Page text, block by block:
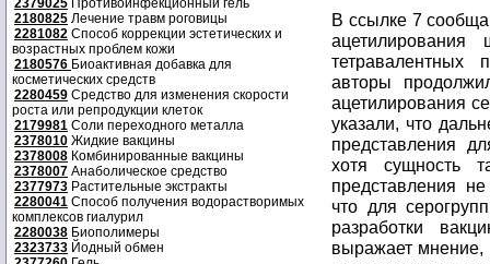
2379025 Противоинфекционный гель
2180825 Лечение травм роговицы
2281082 Способ коррекции эстетических и
возрастных проблем кожи
2180576 Биоактивная добавка для
косметических средств
2280459 Средство для изменения скорости
роста или репродукции клеток
2179981 Соли переходного металла
2378010 Жидкие вакцины
2378008 Комбинированные вакцины
2378007 Анаболическое средство
2377973 Растительные экстракты
2280041 Способ получения водорастворимых
комплексов гиалурил
2280038 Биополимеры
2323733 Йодный обмен
В ссылке 7
авторы
ацетилирования
указали, что
представления
хотя сущность
представления
что для
разработки
выражает